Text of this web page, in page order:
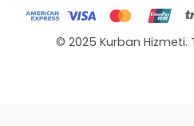
© 2025 Kurban Hizmeti.